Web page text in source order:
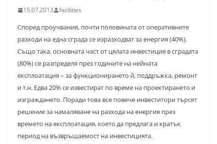
15.07.2013 facilities
Според проучвания, почти половината от оперативните
разходи на една сграда се изразходват за енергия (40%).
Също така, основната част от цялата инвестиция в сградата
(80%) се разпределя през годините на нейната
експлоатация – за функционирането й, поддръжка, ремонт
и т.н. Едва 20% се известират по време на проектирането и
изграждането. Поради това все повече инвеститори търсят
решение за намаляване на разхода на енергия през
времето на експлоатация, което да предлага и кратък
период на възвръщаемост на инвестицията.